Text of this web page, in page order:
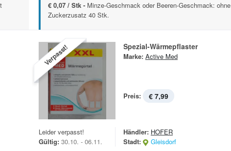
€ 0,07 / Stk - Minze-Geschmack oder Beeren-Geschmack: ohne
Zuckerzusatz 40 Stk.
Verpasst! Spezial-Wärmepflaster
Marke: Active Med
Preis: € 7,99
Leider verpasst!
Gültig: 30.10. - 06.11.
Händler: HOFER
Stadt:
Gleisdorf